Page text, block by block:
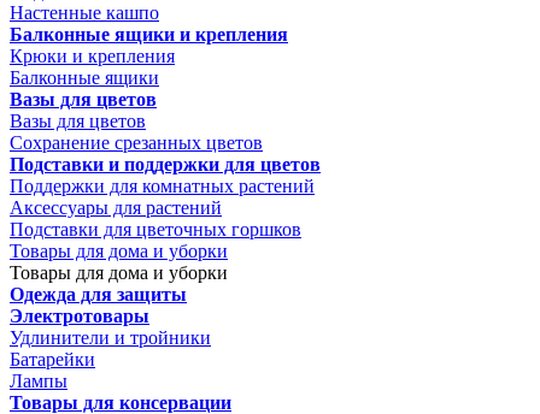
Настенные кашпо
Балконные ящики и крепления
Крюки и крепления
Балконные ящики
Вазы для цветов
Вазы для цветов
Сохранение срезанных цветов
Подставки и поддержки для цветов
Поддержки для комнатных растений
Аксессуары для растений
Подставки для цветочных горшков
Товары для дома и уборки
Товары для дома и уборки
Одежда для защиты
Электротовары
Удлинители и тройники
Батарейки
Лампы
Товары для консервации